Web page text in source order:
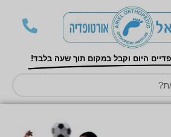
היום וקבל במקום תוך שעה בלבד!